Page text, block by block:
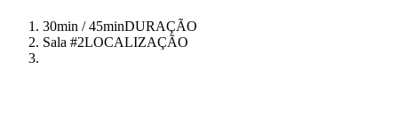
30min / 45minDURAÇÃO
Sala #2LOCALIZAÇÃO